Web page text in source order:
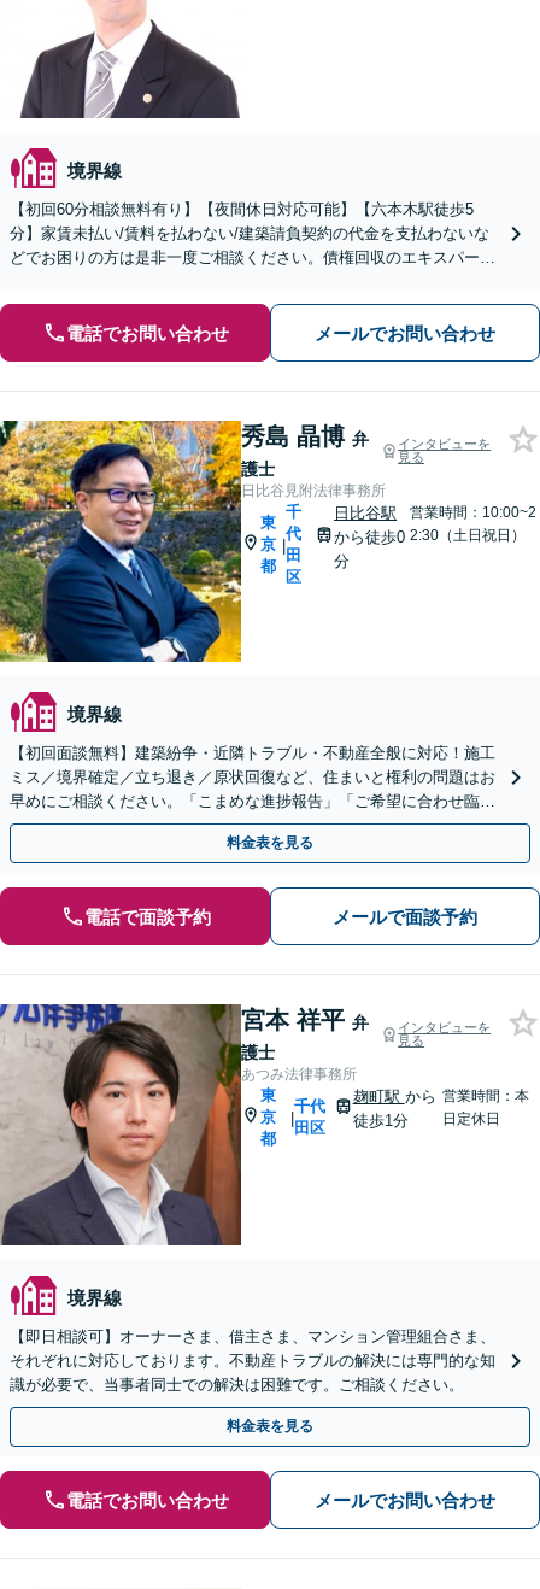
境界線
【初回60分相談無料有り】【夜間休日対応可能】【六本木駅徒歩5
分】家賃未払い/賃料を払わない/建築請負契約の代金を支払わないな
どでお困りの方は是非一度ご相談ください。債権回収のエキスパート
電話でお問い合わせ メールでお問い合わせ
秀島 晶博 弁
護士
インタビューを
見る
日比谷見附法律事務所
東
京
都
|
千
代
田
区
日比谷駅
から徒歩0
分
営業時間：10:00~2
2:30（土日祝日）
境界線
【初回面談無料】建築紛争・近隣トラブル・不動産全般に対応！施工
ミス／境界確定／立ち退き／原状回復など、住まいと権利の問題はお
早めにご相談ください。「こまめな進捗報告」「ご希望に合わせ臨機
応変に対応」【分割払い対応（条件あり）】
料金表を見る
電話で面談予約 メールで面談予約
宮本 祥平 弁
護士
インタビューを
見る
あつみ法律事務所
東
京
都
|
千代
田区
麹町駅 から
徒歩1分
営業時間：本
日定休日
境界線
【即日相談可】オーナーさま、借主さま、マンション管理組合さま、
それぞれに対応しております。不動産トラブルの解決には専門的な知
識が必要で、当事者同士での解決は困難です。ご相談ください。
料金表を見る
電話でお問い合わせ メールでお問い合わせ